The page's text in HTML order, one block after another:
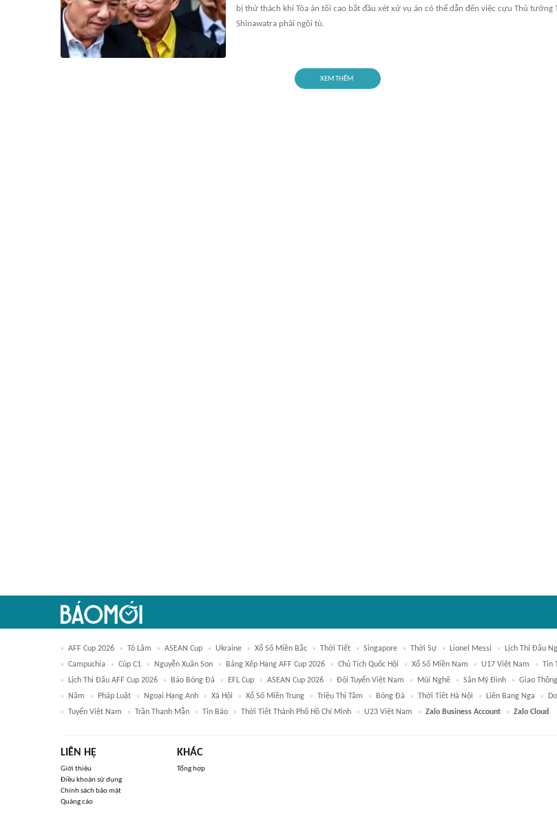
bị thử thách khi Tòa án tối cao bắt đầu xét xử vụ án có thể dẫn đến việc cựu Thủ tướng
Shinawatra phải ngồi tù.
XEM THÊM
AFF Cup 2026 Tô Lâm ASEAN Cup Ukraine Xổ Số Miền Bắc Thời Tiết Singapore Thời Sự Lionel Messi Lịch Thi Đấu
Campuchia
Cúp C1 Nguyễn Xuân Son Bảng Xếp Hạng AFF Cup 2026 Chủ Tịch Quốc Hội Xổ Số Miền Nam U17 Việt Nam Tin
Lịch Thi Đấu AFF Cup 2026
Báo Bóng Đá EFL Cup ASEAN Cup 2026 Đội Tuyển Việt Nam Mũi Nghê Sân Mỹ Đình Giao Thông
Năm
Pháp Luật Ngoại Hạng Anh Xã Hội Xổ Số Miền Trung Triệu Thị Tâm Bóng Đá Thời Tiết Hà Nội Liên Bang Nga
Tuyển Việt Nam
Trần Thanh Mẫn Tin Bão Thời Tiết Thành Phố Hồ Chí Minh U23 Việt Nam Zalo Business Account Zalo Cloud
LIÊN HỆ
Giới thiệu
Điều khoản sử dụng
Chính sách bảo mật
Quảng cáo
KHÁC
Tổng hợp